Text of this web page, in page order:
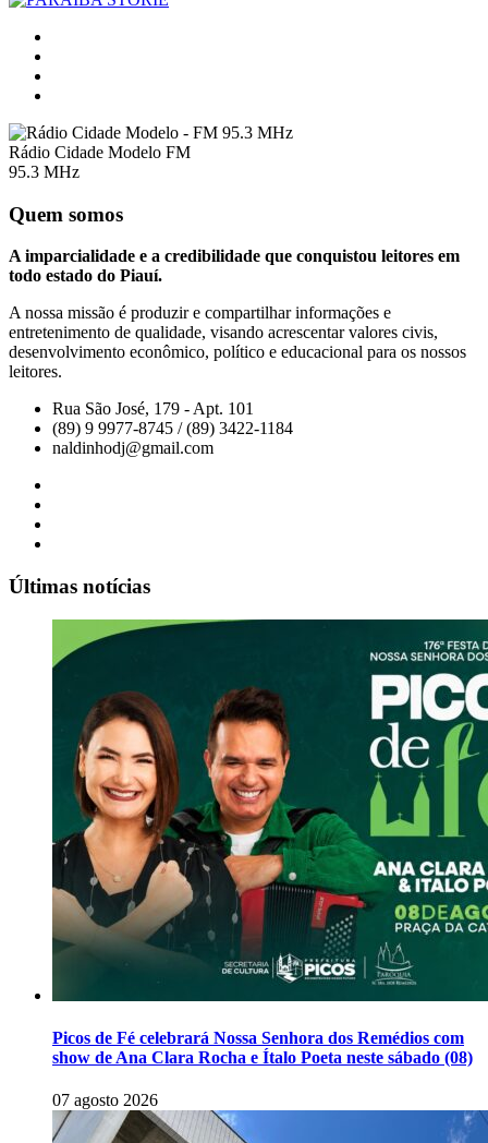
Rádio Cidade Modelo FM
95.3 MHz
Quem somos
A imparcialidade e a credibilidade que conquistou leitores em
todo estado do Piauí.
A nossa missão é produzir e compartilhar informações e
entretenimento de qualidade, visando acrescentar valores civis,
desenvolvimento econômico, político e educacional para os nossos
leitores.
Rua São José, 179 - Apt. 101
(89) 9 9977-8745 / (89) 3422-1184
naldinhodj@gmail.com
Últimas notícias
Picos de Fé celebrará Nossa Senhora dos Remédios com
show de Ana Clara Rocha e Ítalo Poeta neste sábado (08)
07 agosto 2026